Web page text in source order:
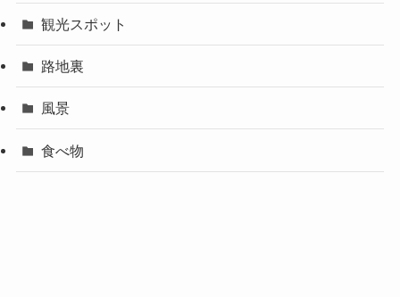
観光スポット
路地裏
風景
食べ物